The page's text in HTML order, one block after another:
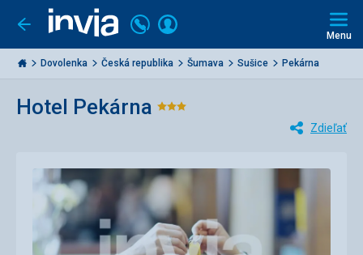
Ísť
späť
Invia.sk
Volajte
+421
2
3221
Prihlásiť
Menu
Dovolenka Česká republika Šumava Sušice Pekárna
Hotel Pekárna Hodnotenie:
Zdieľať